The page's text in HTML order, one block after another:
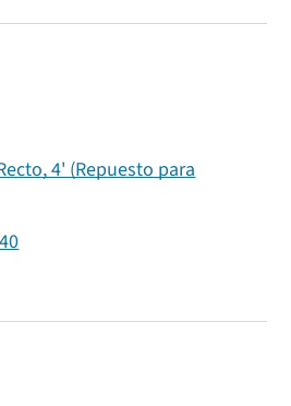
4' (Repuesto para